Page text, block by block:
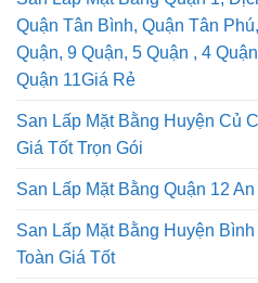
San Lấp Mặt Bằng Quận 1,
Quận Tân Bình, Quận Tân
Quận, 9 Quận, 5 Quận , 4
Quận 11Giá Rẻ
San Lấp Mặt Bằng Huyện Củ
Giá Tốt Trọn Gói
San Lấp Mặt Bằng Quận 12
San Lấp Mặt Bằng Huyện
Toàn Giá Tốt